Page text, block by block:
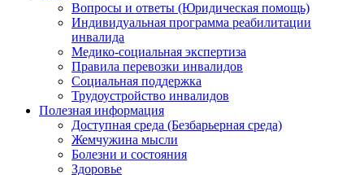
Вопросы и ответы (Юридическая помощь)
Индивидуальная программа реабилитации
инвалида
Медико-социальная экспертиза
Правила перевозки инвалидов
Социальная поддержка
Трудоустройство инвалидов
Полезная информация
Доступная среда (Безбарьерная среда)
Жемчужина мысли
Болезни и состояния
Здоровье